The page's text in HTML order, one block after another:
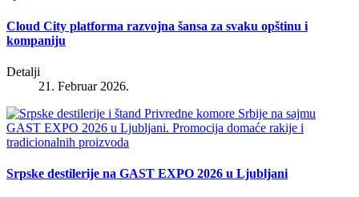
Cloud City platforma razvojna šansa za svaku opštinu i
kompaniju
Detalji
21. Februar 2026.
Srpske destilerije na GAST EXPO 2026 u Ljubljani